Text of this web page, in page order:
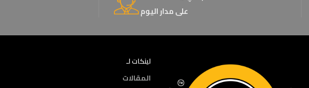
على مدار اليوم
لينكات لـ
المقالات